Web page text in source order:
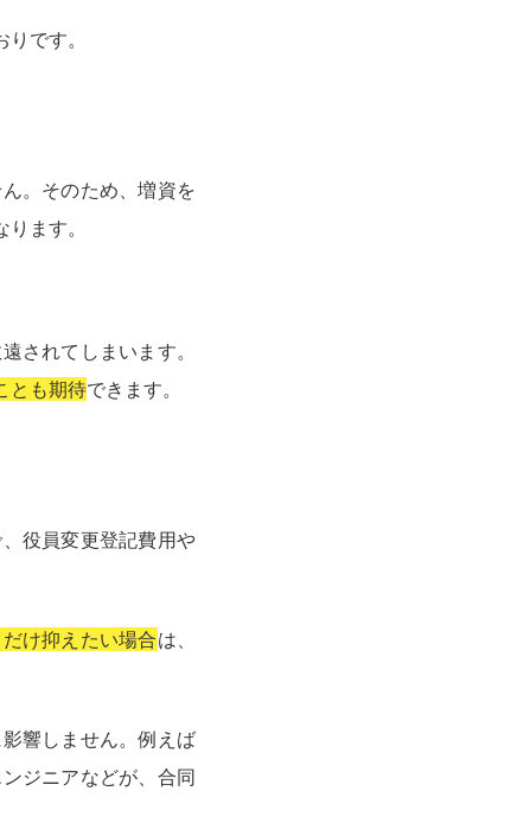
です。
。そのため、増資を
ます。
されてしまいます。
とも期待できます。
役員変更登記費用や
け抑えたい場合は、
響しません。例えば
ジニアなどが、合同